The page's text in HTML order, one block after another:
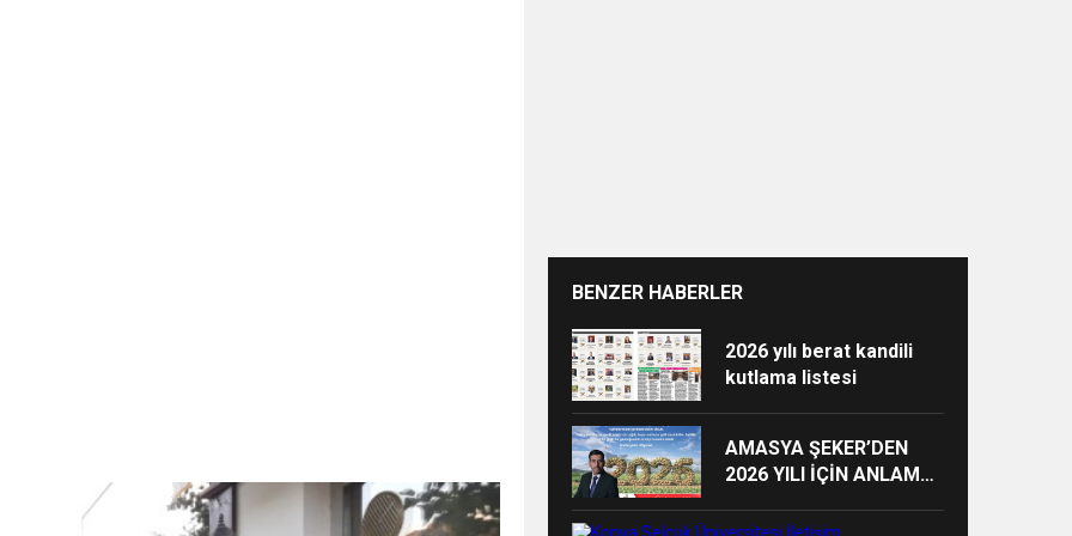
“Amasya’nın Gururları: Dereceye Giren Öğrenciler İçin Anlamlı Tören”
BENZER HABERLER
2026 yılı berat kandili
kutlama listesi
AMASYA ŞEKER’DEN
2026 YILI İÇİN ANLAMLI